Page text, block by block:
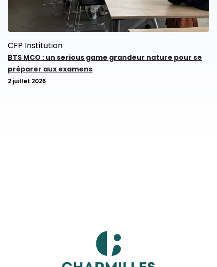
CFP Institution
BTS MCO : un serious game grandeur nature pour se
préparer aux examens
2 juillet 2026